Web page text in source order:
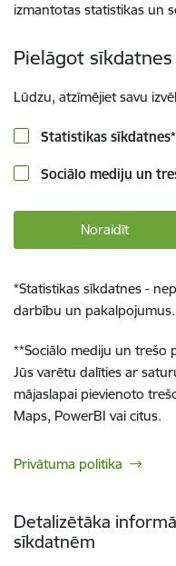
izmantotas statistikas un
Pielāgot sīkdatnes
Lūdzu, atzīmējiet savu
Statistikas sīkdatnes*
Sociālo mediju un
Noraidīt
*Statistikas sīkdatnes -
darbību un pakalpojumus.
**Sociālo mediju un trešo
Jūs varētu dalīties ar
mājaslapai pievienoto
Maps, PowerBI vai citus.
Privātuma politika
Detalizētāka
sīkdatnēm